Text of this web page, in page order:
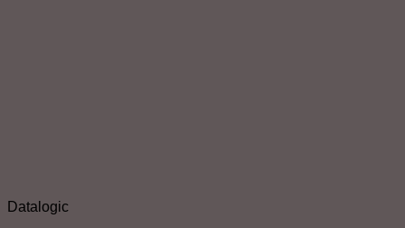
Datalogic